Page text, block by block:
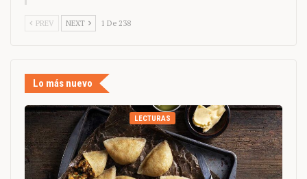
PREV NEXT 1 De 238
Lo más nuevo
LECTURAS